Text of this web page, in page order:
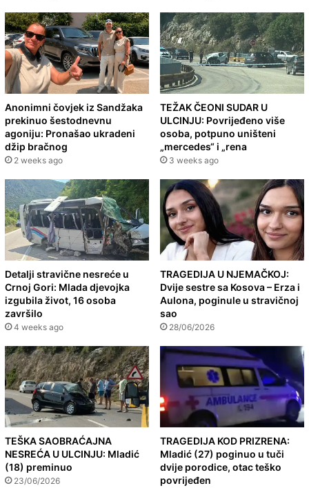
Anonimni čovjek iz Sandžaka
prekinuo šestodnevnu
agoniju: Pronašao ukradeni
džip bračnog
2 weeks ago
TEŽAK ČEONI SUDAR U
ULCINJU: Povrijeđeno više
osoba, potpuno uništeni
„mercedes“ i „rena
3 weeks ago
Detalji stravične nesreće u
Crnoj Gori: Mlada djevojka
izgubila život, 16 osoba
završilo
4 weeks ago
TRAGEDIJA U NJEMAČKOJ:
Dvije sestre sa Kosova – Erza i
Aulona, poginule u stravičnoj
sao
28/06/2026
TEŠKA SAOBRAĆAJNA
NESREĆA U ULCINJU: Mladić
(18) preminuo
23/06/2026
TRAGEDIJA KOD PRIZRENA:
Mladić (27) poginuo u tuči
dvije porodice, otac teško
povrijeđen